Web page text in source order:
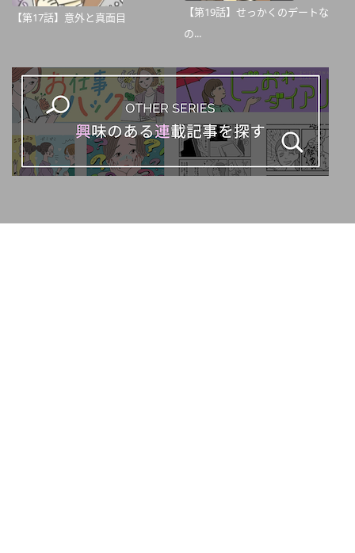
【第17話】意外と真面目
【第19話】せっかくのデートな
の...